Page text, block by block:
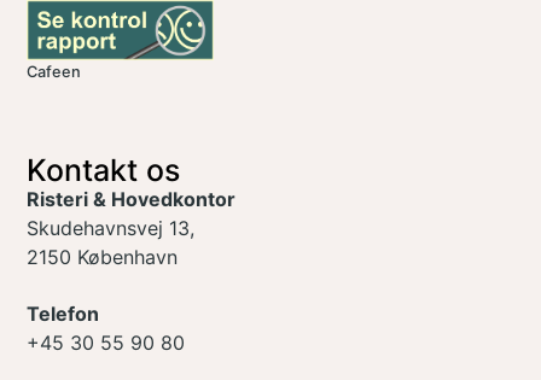
Cafeen
Kontakt os
Risteri & Hovedkontor
Skudehavnsvej 13,
2150 København
Telefon
+45 30 55 90 80